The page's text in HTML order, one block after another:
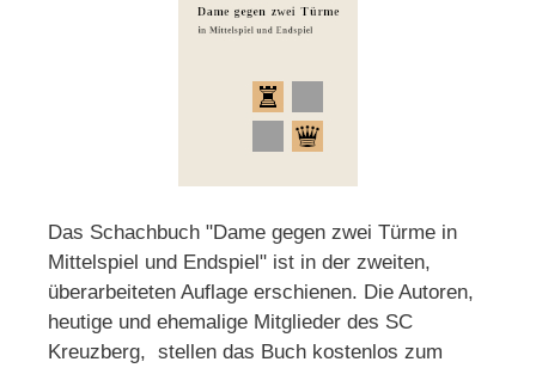
Das Schachbuch "Dame gegen zwei Türme in
Mittelspiel und Endspiel" ist in der zweiten,
überarbeiteten Auflage erschienen. Die Autoren,
heutige und ehemalige Mitglieder des SC
Kreuzberg, stellen das Buch kostenlos zum